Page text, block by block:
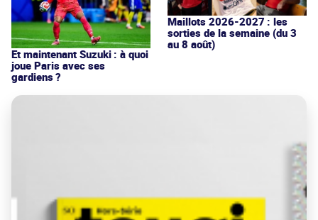
Et maintenant Suzuki : à quoi
joue Paris avec ses
gardiens ?
Maillots 2026-2027 : les
sorties de la semaine (du 3
au 8 août)